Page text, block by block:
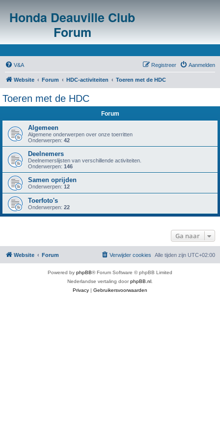
Honda Deauville Club
Forum
V&A Aanmelden
Registreer
Website Forum HDC-activiteiten Toeren met de HDC
Toeren met de HDC
Forum
Algemeen
Algemene onderwerpen over onze toerritten
Onderwerpen: 42
Deelnemers
Deelnemerslijsten van verschillende activiteiten.
Onderwerpen: 146
Samen oprijden
Onderwerpen: 12
Toerfoto's
Onderwerpen: 22
Ga naar
Website Forum Alle tijden zijn UTC+02:00
Verwijder cookies
Powered by phpBB® Forum Software © phpBB Limited
Nederlandse vertaling doorphpBB.nl
Privacy | Gebruikersvoorwaarden